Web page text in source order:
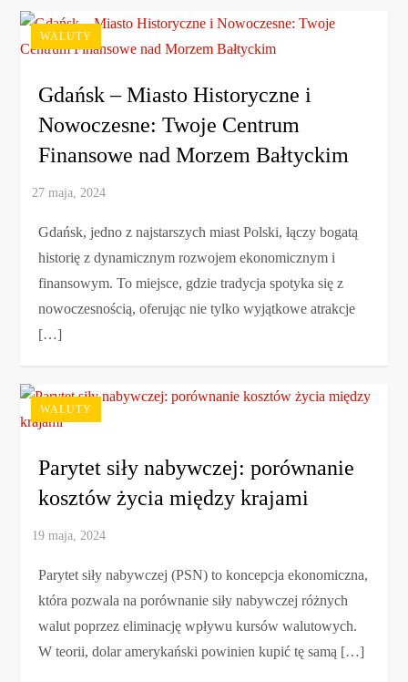
WALUTY
Gdańsk – Miasto Historyczne i
Nowoczesne: Twoje Centrum
Finansowe nad Morzem Bałtyckim
Gdańsk, jedno z najstarszych miast Polski, łączy bogatą
historię z dynamicznym rozwojem ekonomicznym i
finansowym. To miejsce, gdzie tradycja spotyka się z
nowoczesnością, oferując nie tylko wyjątkowe atrakcje
[…]
WALUTY
Parytet siły nabywczej: porównanie
kosztów życia między krajami
Parytet siły nabywczej (PSN) to koncepcja ekonomiczna,
która pozwala na porównanie siły nabywczej różnych
walut poprzez eliminację wpływu kursów walutowych.
W teorii, dolar amerykański powinien kupić tę samą […]